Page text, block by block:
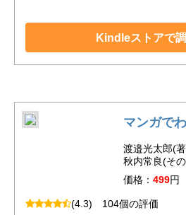
Kindleストアで
マンガで
渡邉光太郎(
秋内常良(そ
価格： 499円
(4.3) 104個の評価